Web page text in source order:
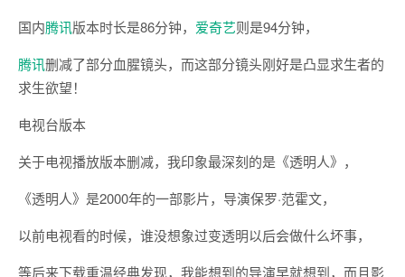
国内腾讯版本时长是86分钟， 爱奇艺则是94分钟，
腾讯删减了部分血腥镜头，而这部分镜头刚好是凸显求生者的
求生欲望！
电视台版本
关于电视播放版本删减，我印象最深刻的是《透明人》，
《透明人》是2000年的一部影片，导演保罗·范霍文，
以前电视看的时候，谁没想象过变透明以后会做什么坏事，
等后来下载重温经典发现，我能想到的导演早就想到，而且影